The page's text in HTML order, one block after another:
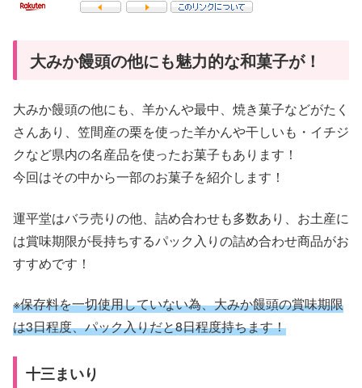
大みか饅頭の他にも魅力的な和菓子が！
大みか饅頭の他にも、羊かんや最中、焼き菓子などがたく
さんあり、笠間産の栗を使った羊かんや干しいも・イチジ
クなど県内の名産品を使ったお菓子もあります！
今回はその中から一部のお菓子を紹介します！
運平堂はバラ売りの他、詰め合わせも多数あり、お土産に
は賞味期限が長持ちするパック入りの詰め合わせ商品がお
すすめです！
※保存料を一切使用していない為、大みか饅頭の賞味期限
は3日程度、パック入りだと8日程度持ちます！
十三まいり